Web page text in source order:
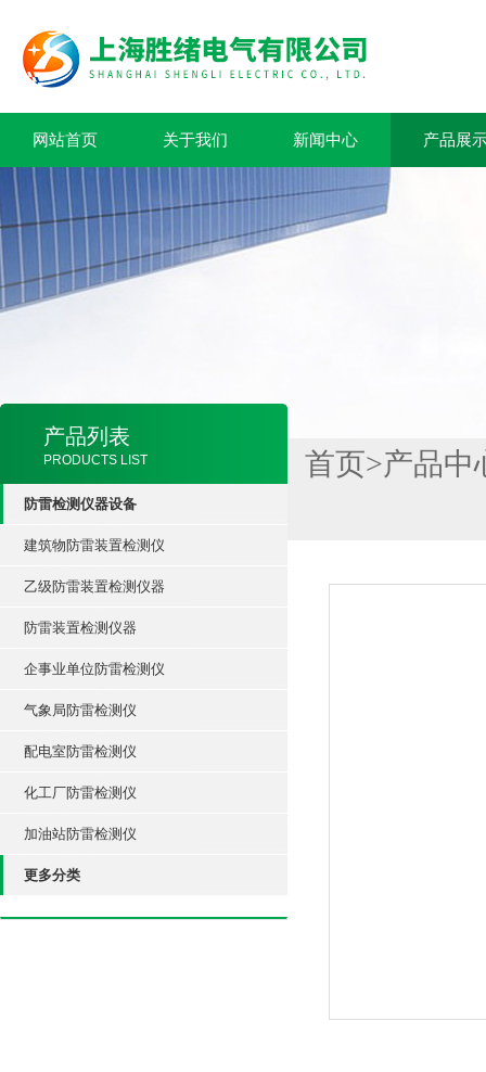
网站首页 关于我们 新闻中心 产品展
产品列表
PRODUCTS LIST
防雷检测仪器设备
建筑物防雷装置检测仪
乙级防雷装置检测仪器
防雷装置检测仪器
企事业单位防雷检测仪
气象局防雷检测仪
配电室防雷检测仪
化工厂防雷检测仪
加油站防雷检测仪
更多分类
首页>产品中